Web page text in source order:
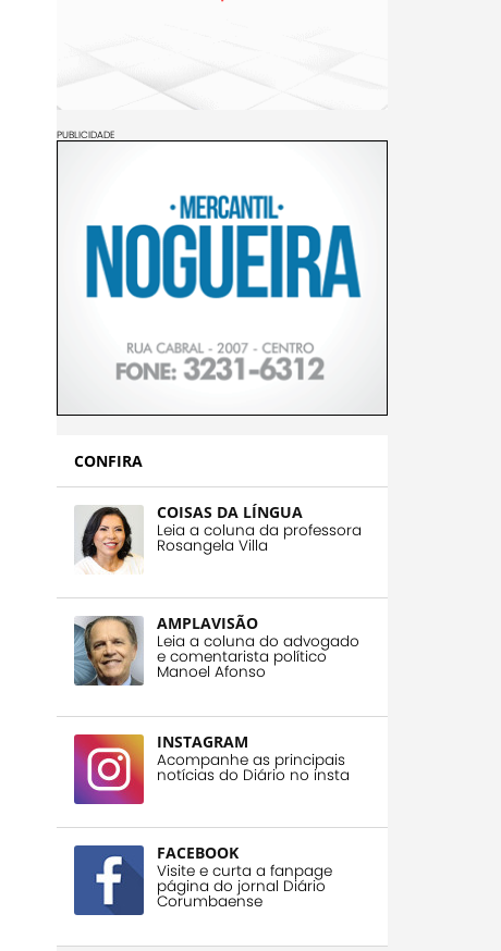
PUBLICIDADE
CONFIRA
COISAS DA LÍNGUA
Leia a coluna da professora
Rosangela Villa
AMPLAVISÃO
Leia a coluna do advogado
e comentarista político
Manoel Afonso
INSTAGRAM
Acompanhe as principais
notícias do Diário no insta
FACEBOOK
Visite e curta a fanpage
página do jornal Diário
Corumbaense